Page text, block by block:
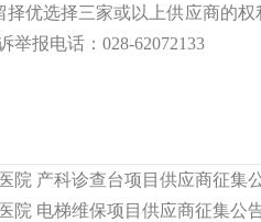
择优选择三家或以上供应商的
举报电话：028-62072133
院 产科诊查台项目供应商征集
院 电梯维保项目供应商征集公